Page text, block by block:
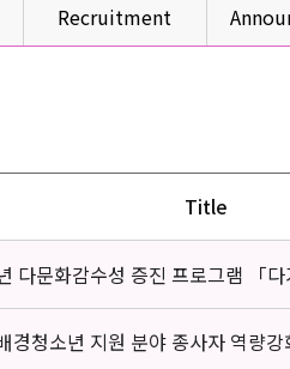
Recruitment
Title
다문화감수성 증진 프로그램 「
경청소년 지원 분야 종사자 역량